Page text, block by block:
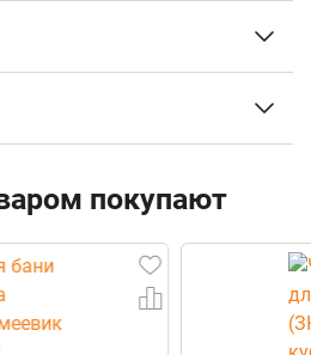
покупают